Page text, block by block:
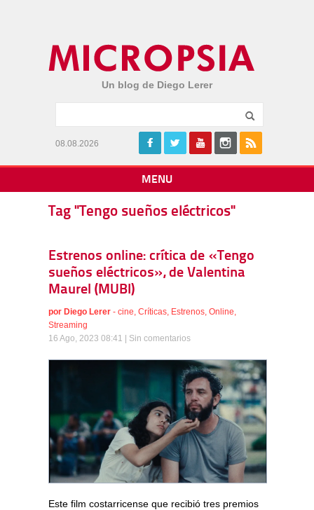
Un blog de Diego Lerer
08.08.2026
MENU
Tag "Tengo sueños eléctricos"
Estrenos online: crítica de «Tengo
sueños eléctricos», de Valentina
Maurel (MUBI)
por Diego Lerer - cine, Críticas, Estrenos, Online,
Streaming
16 Ago, 2023 08:41 | Sin comentarios
Este film costarricense que recibió tres premios